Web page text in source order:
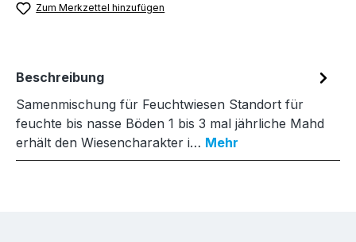
Zum Merkzettel hinzufügen
Beschreibung
Samenmischung für Feuchtwiesen Standort für
feuchte bis nasse Böden 1 bis 3 mal jährliche Mahd
erhält den Wiesencharakter i… Mehr